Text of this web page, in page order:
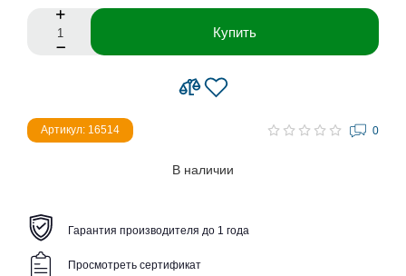
Купить
Артикул: 16514 0
В наличии
Гарантия производителя до 1 года
Просмотреть сертификат